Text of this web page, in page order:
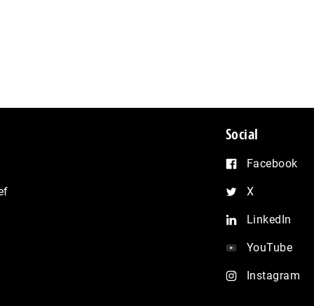
Social
Facebook
X
LinkedIn
YouTube
Instagram